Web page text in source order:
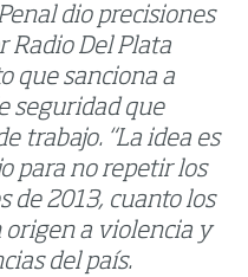
dio precisiones
Radio Del Plata
que sanciona a
seguridad que
trabajo. “La idea es
para no repetir los
de 2013, cuanto los
origen a violencia y
del país.